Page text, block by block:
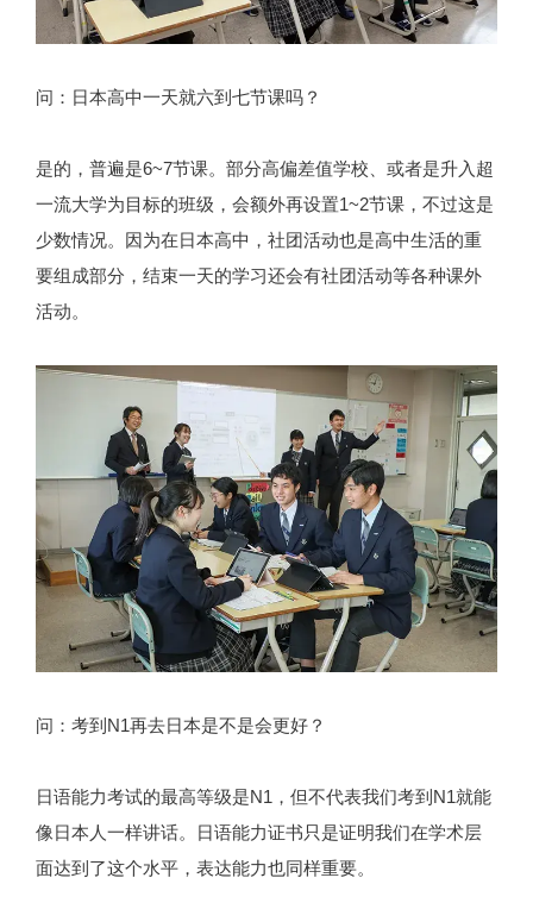
问：日本高中一天就六到七节课吗？
是的，普遍是6~7节课。部分高偏差值学校、或者是升入超
一流大学为目标的班级，会额外再设置1~2节课，不过这是
少数情况。因为在日本高中，社团活动也是高中生活的重
要组成部分，结束一天的学习还会有社团活动等各种课外
活动。
问：考到N1再去日本是不是会更好？
日语能力考试的最高等级是N1，但不代表我们考到N1就能
像日本人一样讲话。日语能力证书只是证明我们在学术层
面达到了这个水平，表达能力也同样重要。